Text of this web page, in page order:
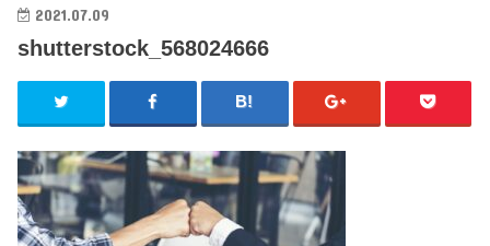
2021.07.09
shutterstock_568024666